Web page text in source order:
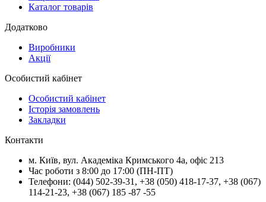
Каталог товарів
Додатково
Виробники
Акції
Особистий кабінет
Особистий кабінет
Історія замовлень
Закладки
Контакти
м. Київ, вул. Академіка Кримського 4а, офіс 213
Час роботи з 8:00 до 17:00 (ПН-ПТ)
Телефони: (044) 502-39-31 , +38 (050) 418-17-37, +38 (067)
114-21-23, +38 (067) 185 -87 -55